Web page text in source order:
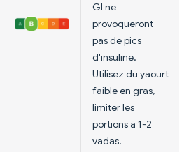
GI ne
provoqueront
pas de pics
d'insuline.
Utilisez du yaourt
faible en gras,
limiter les
portions à 1-2
vadas.